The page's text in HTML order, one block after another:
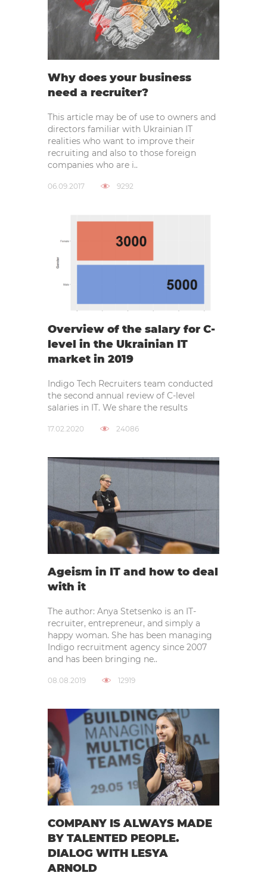
Why does your business
need a recruiter?
This article may be of use to owners and
directors familiar with Ukrainian IT
realities who want to improve their
recruiting and also to those foreign
companies who are i..
06.09.2017 9292
Overview of the salary for C-
level in the Ukrainian IT
market in 2019
Indigo Tech Recruiters team conducted
the second annual review of C-level
salaries in IT. We share the results
17.02.2020 24086
Ageism in IT and how to deal
with it
The author: Anya Stetsenko is an IT-
recruiter, entrepreneur, and simply a
happy woman. She has been managing
Indigo recruitment agency since 2007
and has been bringing ne..
08.08.2019 12919
COMPANY IS ALWAYS MADE
BY TALENTED PEOPLE.
DIALOG WITH LESYA
ARNOLD